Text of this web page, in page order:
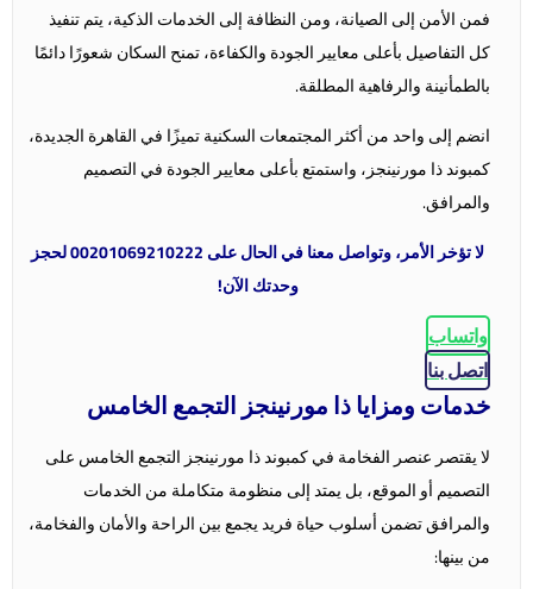
فمن الأمن إلى الصيانة، ومن النظافة إلى الخدمات الذكية، يتم تنفيذ
كل التفاصيل بأعلى معايير الجودة والكفاءة، تمنح السكان شعورًا دائمًا
بالطمأنينة والرفاهية المطلقة.
انضم إلى واحد من أكثر المجتمعات السكنية تميزًا في القاهرة الجديدة،
كمبوند ذا مورنينجز، واستمتع بأعلى معايير الجودة في التصميم
والمرافق.
لا تؤخر الأمر، وتواصل معنا في الحال على 00201069210222 لحجز
وحدتك الآن!
واتساب
اتصل بنا
خدمات ومزايا ذا مورنينجز التجمع الخامس
لا يقتصر عنصر الفخامة في كمبوند ذا مورنينجز التجمع الخامس على
التصميم أو الموقع، بل يمتد إلى منظومة متكاملة من الخدمات
والمرافق تضمن أسلوب حياة فريد يجمع بين الراحة والأمان والفخامة،
من بينها: